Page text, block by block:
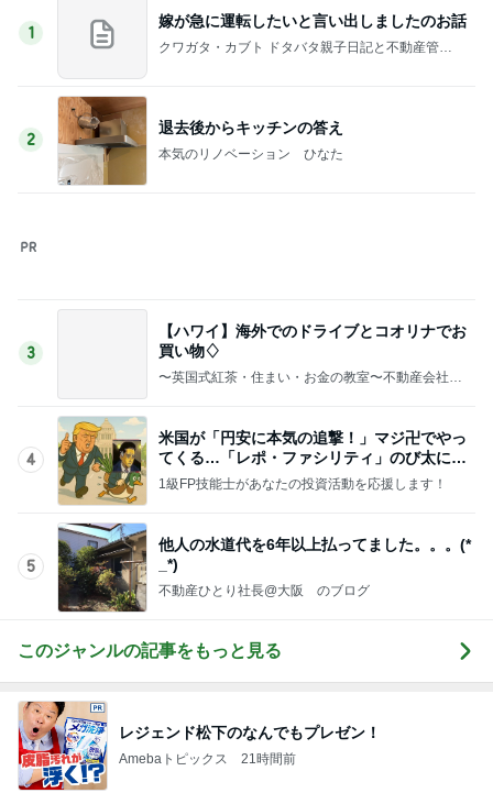
4
米国が「円安に本気の追撃！」マジ卍でやっ
てくる…「レポ・ファシリティ」のび太にジ
ャイアンが鉄槌
1級FP技能士があなたの投資活動を応援します！
5
他人の水道代を6年以上払ってました。。。(*
_*)
不動産ひとり社長@大阪 のブログ
レジェンド松下のなんでもプレゼン！
Amebaトピックス 21時間前
次男と義父の法事の合同相談
Amebaトピックス 1日前
趣味の範囲を超えた幼なじみの刺繍
Amebaトピックス 1日前
Amebaトピックス 1日前
体型が違う母のズボンを履いた休日
Amebaトピックス 1日前